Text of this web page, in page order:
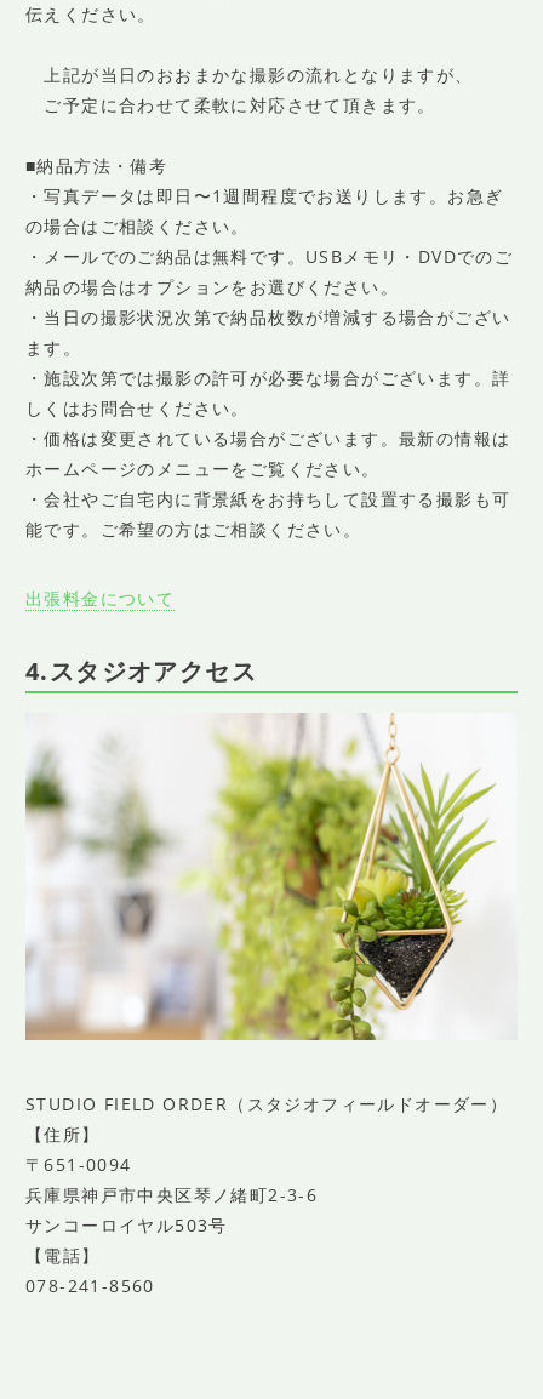
伝えください。
上記が当日のおおまかな撮影の流れとなりますが、
ご予定に合わせて柔軟に対応させて頂きます。
■納品方法・備考
・写真データは即日〜1週間程度でお送りします。お急ぎ
の場合はご相談ください。
・メールでのご納品は無料です。USBメモリ・DVDでのご
納品の場合はオプションをお選びください。
・当日の撮影状況次第で納品枚数が増減する場合がござい
ます。
・施設次第では撮影の許可が必要な場合がございます。詳
しくはお問合せください。
・価格は変更されている場合がございます。最新の情報は
ホームページのメニューをご覧ください。
・会社やご自宅内に背景紙をお持ちして設置する撮影も可
能です。ご希望の方はご相談ください。
出張料金について
4.スタジオアクセス
STUDIO FIELD ORDER（スタジオフィールドオーダー）
【住所】
〒651-0094
兵庫県神戸市中央区琴ノ緒町2-3-6
サンコーロイヤル503号
【電話】
078-241-8560